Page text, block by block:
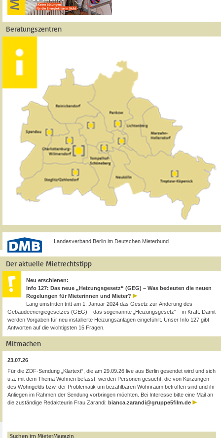
Beratungszentren
Landesverband Berlin im Deutschen Mieterbund
Der aktuelle Mietrechtstipp
Neu erschienen:
Info 127: Das neue „Heizungsgesetz“ (GEG) – Was bedeuten die neuen
Regelungen für Mieterinnen und Mieter?
Lang umstritten tritt am 1. Januar 2024 das Gesetz zur Änderung des
Gebäudeenergiegesetzes (GEG) – das sogenannte „Heizungsgesetz“ – in Kraft. Damit
werden Vorgaben für neu installierte Heizungsanlagen eingeführt. Unser Info 127 gibt
Antworten auf die wichtigsten 15 Fragen.
Mitmachen
23.07.26
Für die ZDF-Sendung „Klartext“, die am 29.09.26 live aus Berlin gesendet wird und sich
u.a. mit dem Thema Wohnen befasst, werden Personen gesucht, die von Kürzungen
des Wohngelds bzw. der Problematik um bezahlbaren Wohnraum betroffen sind und ihr
Anliegen im Rahmen der Sendung vorbringen möchten. Bei Interesse bitte eine Mail an
die zuständige Redakteurin Frau Zarandi: bianca.zarandi@gruppe5film.de
Suchen im MieterMagazin